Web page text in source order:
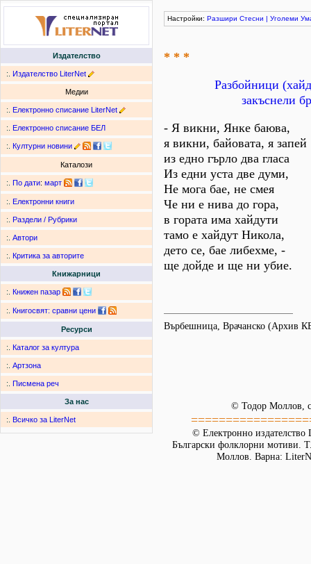
Издателство
:. Издателство LiterNet
Медии
:. Електронно списание LiterNet
:. Електронно списание БЕЛ
:. Културни новини
Каталози
:. По дати: март
:. Електронни книги
:. Раздели / Рубрики
:. Автори
:. Критика за авторите
Книжарници
:. Книжен пазар
:. Книгосвят: сравни цени
Ресурси
:. Каталог за култура
:. Артзона
:. Писмена реч
За нас
:. Всичко за LiterNet
Настройки: Разшири Стесни | Уголеми
* * *
Разбойници
закъснели
- Я викни, Янке баюва,
я викни, байовата, я запей
из едно гърло два гласа
Из едни уста две думи,
Не мога бае, не смея
Че ни е нива до гора,
в гората има хайдути
тамо е хайдут Никола,
дето се, бае либехме, -
ще дойде и ще ни убие.
Върбешница, Врачанско (Архив
© Тодор Моллов,
© Електронно издателство
Български фолклорни мотиви.
Моллов. Варна: